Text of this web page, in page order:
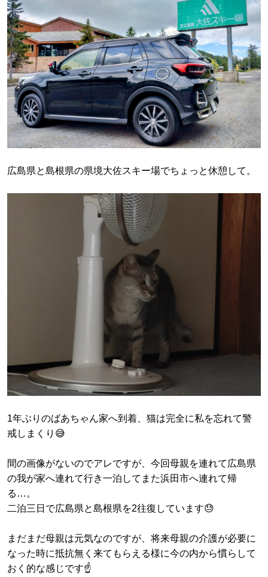
広島県と島根県の県境大佐スキー場でちょっと休憩して。
1年ぶりのばあちゃん家へ到着、猫は完全に私を忘れて警
戒しまくり😅
間の画像がないのでアレですが、今回母親を連れて広島県
の我が家へ連れて行き一泊してまた浜田市へ連れて帰
る…。
二泊三日で広島県と島根県を2往復しています😓
まだまだ母親は元気なのですが、将来母親の介護が必要に
なった時に抵抗無く来てもらえる様に今の内から慣らして
おく的な感じです☝️